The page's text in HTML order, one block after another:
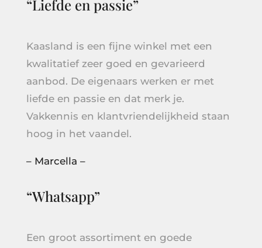
“Liefde en passie”
Kaasland is een fijne winkel met een
kwalitatief zeer goed en gevarieerd
aanbod. De eigenaars werken er met
liefde en passie en dat merk je.
Vakkennis en klantvriendelijkheid staan
hoog in het vaandel.
– Marcella –
“Whatsapp”
Een groot assortiment en goede